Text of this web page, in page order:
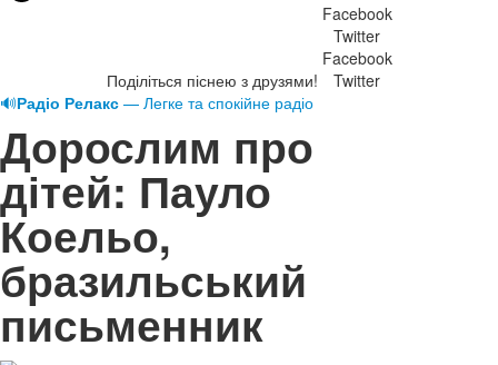
Поділіться піснею з друзями!
Facebook
Twitter
Facebook
Twitter
🔊Радіо Релакс — Легке та спокійне радіо
Дорослим про
дітей: Пауло
Коельо,
бразильський
письменник